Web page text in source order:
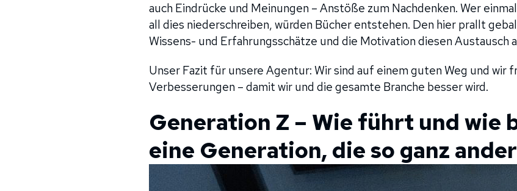
auch Eindrücke und Meinungen – Anstöße zum Nachdenken. Wer
all dies niederschreiben, würden Bücher entstehen. Den hier prallt
Wissens- und Erfahrungsschätze und die Motivation diesen Austausch
Unser Fazit für unsere Agentur: Wir sind auf einem guten Weg und wir
Verbesserungen – damit wir und die gesamte Branche besser wird.
Generation Z – Wie führt und wie
eine Generation, die so ganz